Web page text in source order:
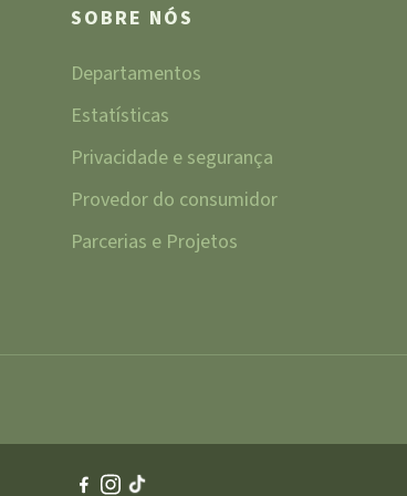
SOBRE NÓS
Departamentos
Estatísticas
Privacidade e segurança
Provedor do consumidor
Parcerias e Projetos